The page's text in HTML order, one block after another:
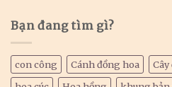
Bạn đang tìm gì?
con công Cánh đồng hoa